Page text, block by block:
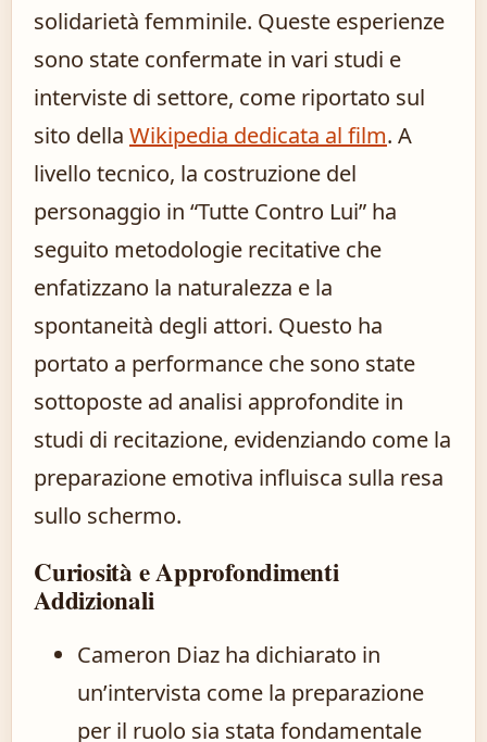
solidarietà femminile. Queste esperienze
sono state confermate in vari studi e
interviste di settore, come riportato sul
sito della Wikipedia dedicata al film. A
livello tecnico, la costruzione del
personaggio in “Tutte Contro Lui” ha
seguito metodologie recitative che
enfatizzano la naturalezza e la
spontaneità degli attori. Questo ha
portato a performance che sono state
sottoposte ad analisi approfondite in
studi di recitazione, evidenziando come la
preparazione emotiva influisca sulla resa
sullo schermo.
Curiosità e Approfondimenti
Addizionali
Cameron Diaz ha dichiarato in
un’intervista come la preparazione
per il ruolo sia stata fondamentale